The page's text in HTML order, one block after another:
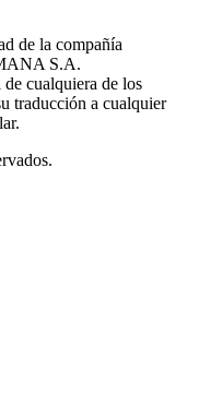
de la compañía
S.A.
cualquiera de los
traducción a cualquier